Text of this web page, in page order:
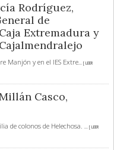
Rodríguez,
de
Extremadura y
Manjón y en el IES Extre... [ LEER
Casco,
de colonos de Helechosa. ... [ LEER